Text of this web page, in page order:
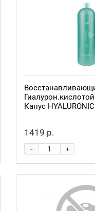
Капус
1419 р.
+
-